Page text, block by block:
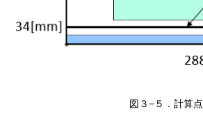
図３−５．計算点